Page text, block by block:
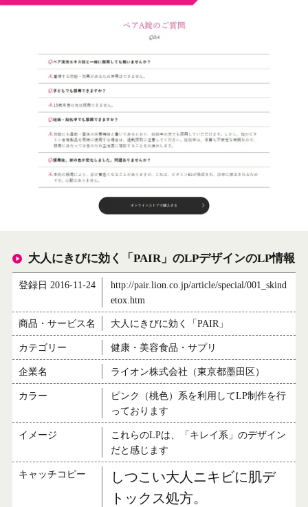
大人にきびに効く「PAIR」のLPデザインのLP情報
登録日 2016-11-24
http://pair.lion.co.jp/article/special/001_skind
etox.htm
商品・サービス名 大人にきびに効く「PAIR」
カテゴリー 健康・美容食品・サプリ
企業名 ライオン株式会社（東京都墨田区）
カラー
ピンク（桃色）系を利用してLP制作を行
っております
イメージ
これらのLPは、「キレイ系」のデザイン
だと感じます
キャッチコピー
しつこい大人ニキビに肌デ
トックス処方。